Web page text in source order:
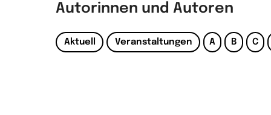
Autorinnen und Autoren
Aktuell Veranstaltungen A B C